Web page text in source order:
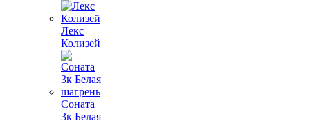
Лекс
Колизей
Соната
3к Белая